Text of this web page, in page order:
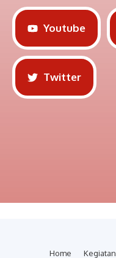
Youtube
Twitter
Home Kegiatan